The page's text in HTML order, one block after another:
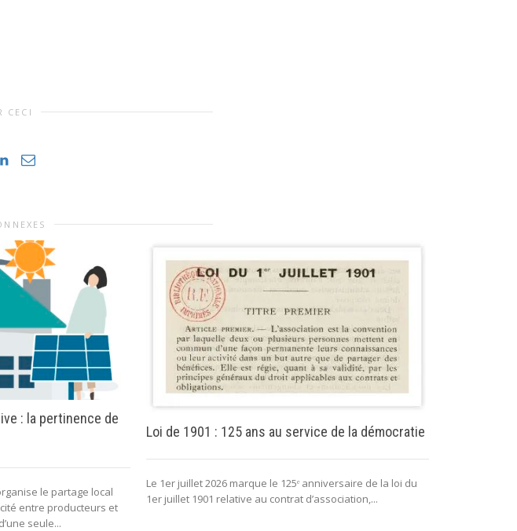
CECI
: la pertinence de
le partage local
entre producteurs et
seule...
Loi de 1901 : 125 ans au service de la démocratie
Le 1er juillet 2026 marque le 125ᵉ anniversaire de la loi du
1er juillet 1901 relative au contrat d’association,...